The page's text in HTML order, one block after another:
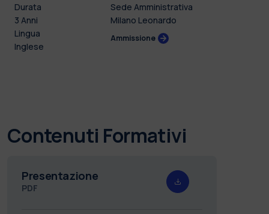
Durata
3 Anni
Sede Amministrativa
Milano Leonardo
Lingua
Inglese
Ammissione
Contenuti Formativi
Presentazione
PDF